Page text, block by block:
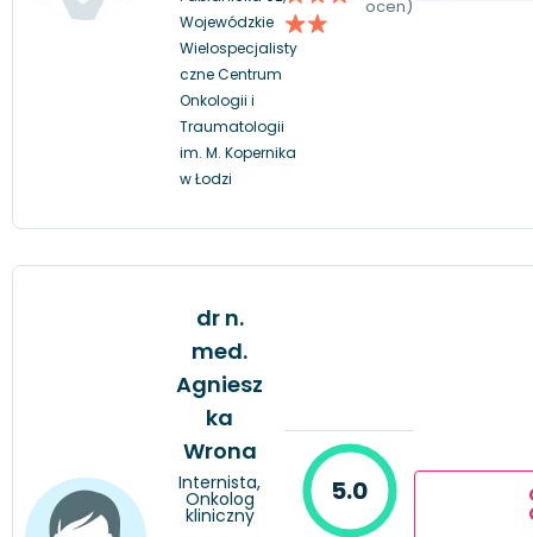
Wojewódzkie
Wielospecjalisty
czne Centrum
Onkologii i
Traumatologii
im. M. Kopernika
w Łodzi
ocen)
dr n.
med.
Agniesz
ka
Wrona
Internista,
Onkolog
kliniczny
5.0